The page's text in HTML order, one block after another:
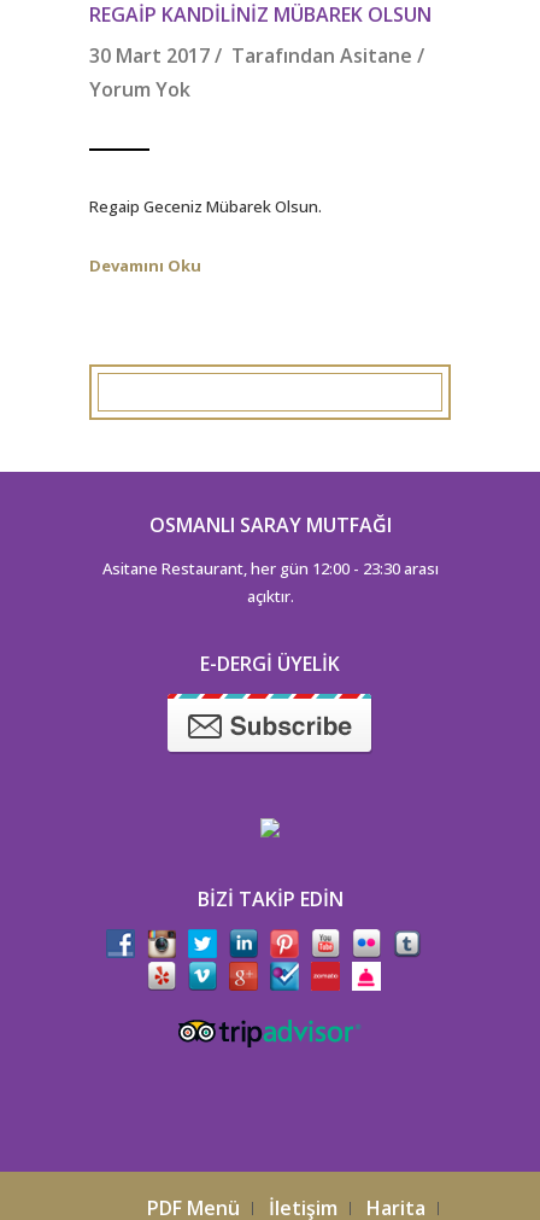
REGAIP KANDILINIZ MÜBAREK OLSUN
30 Mart 2017 / Tarafından Asitane /
Yorum Yok
Regaip Geceniz Mübarek Olsun.
Devamını Oku
OSMANLI SARAY MUTFAĞI
Asitane Restaurant, her gün 12:00 - 23:30 arası
açıktır.
E-DERGI ÜYELIK
BIZI TAKIP EDIN
PDF Menü İletişim Harita